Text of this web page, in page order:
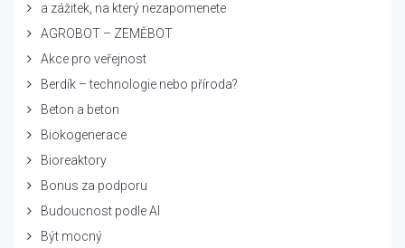
a zážitek, na který nezapomenete
AGROBOT – ZEMĚBOT
Akce pro veřejnost
Berdík – technologie nebo příroda?
Beton a beton
Biokogenerace
Bioreaktory
Bonus za podporu
Budoucnost podle AI
Být mocný